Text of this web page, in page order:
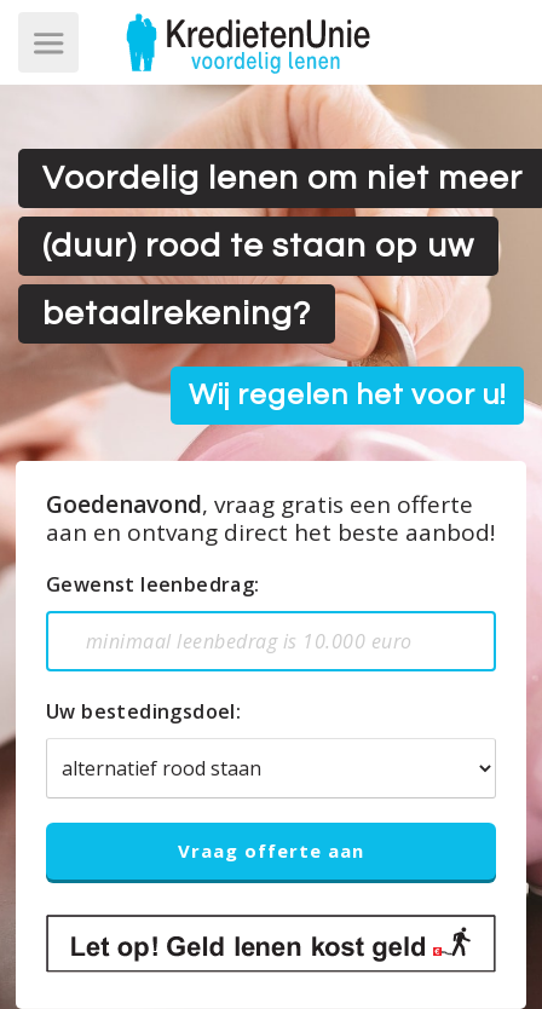
Voordelig lenen om niet meer
(duur) rood te staan op uw
betaal­rekening?
Wij regelen het voor u!
Goedenavond, vraag gratis een offerte
aan en ontvang direct het beste aanbod!
Gewenst leenbedrag:
Uw bestedingsdoel: